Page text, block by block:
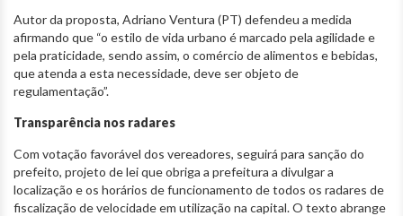
Autor da proposta, Adriano Ventura (PT) defendeu a medida
afirmando que “o estilo de vida urbano é marcado pela agilidade e
pela praticidade, sendo assim, o comércio de alimentos e bebidas,
que atenda a esta necessidade, deve ser objeto de
regulamentação”.
Transparência nos radares
Com votação favorável dos vereadores, seguirá para sanção do
prefeito, projeto de lei que obriga a prefeitura a divulgar a
localização e os horários de funcionamento de todos os radares de
fiscalização de velocidade em utilização na capital. O texto abrange